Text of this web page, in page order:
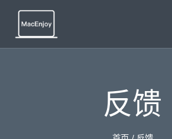
反馈